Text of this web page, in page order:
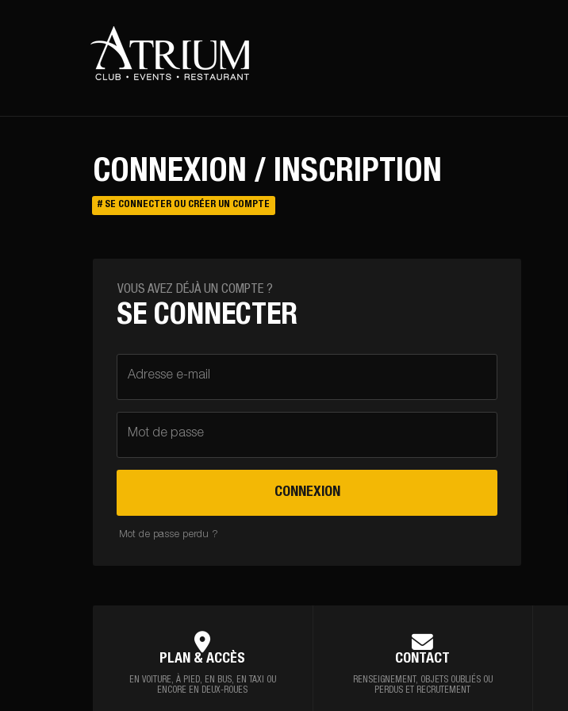
: Uninitialized string offset 0 in
CONNEXION / INSCRIPTION
# SE CONNECTER OU CRÉER UN COMPTE
VOUS AVEZ DÉJÀ UN COMPTE ?
SE CONNECTER
Adresse e-mail
Mot de passe
CONNEXION
Mot de passe perdu ?
PLAN & ACCÈS
EN VOITURE, À PIED, EN BUS, EN TAXI OU
ENCORE EN DEUX-ROUES
CONTACT
RENSEIGNEMENT, OBJETS OUBLIÉS OU
PERDUS ET RECRUTEMENT